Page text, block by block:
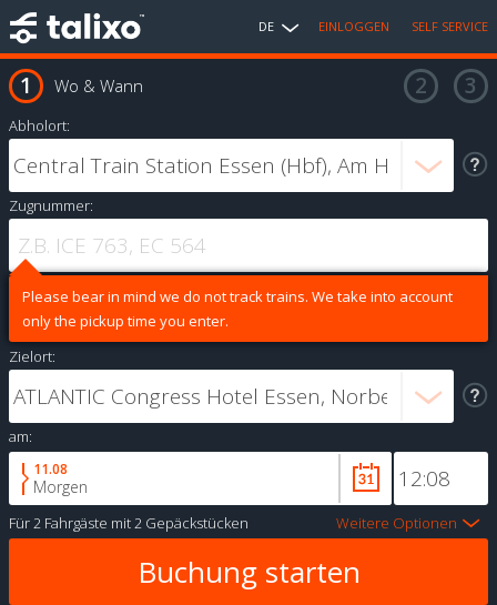
DE EINLOGGEN SELF SERVICE
Wo & Wann
Abholort:
Zugnummer:
Please bear in mind we do not track trains. We take into account
only the pickup time you enter.
Zielort:
am:
11.08
Morgen
Für2 Fahrgäste mit2 Gepäckstücken Weitere Optionen